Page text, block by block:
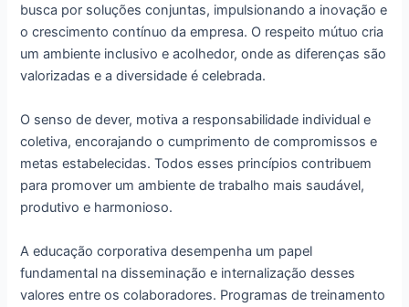
busca por soluções conjuntas, impulsionando a inovação e
o crescimento contínuo da empresa. O respeito mútuo cria
um ambiente inclusivo e acolhedor, onde as diferenças são
valorizadas e a diversidade é celebrada.
O senso de dever, motiva a responsabilidade individual e
coletiva, encorajando o cumprimento de compromissos e
metas estabelecidas. Todos esses princípios contribuem
para promover um ambiente de trabalho mais saudável,
produtivo e harmonioso.
A educação corporativa desempenha um papel
fundamental na disseminação e internalização desses
valores entre os colaboradores. Programas de treinamento